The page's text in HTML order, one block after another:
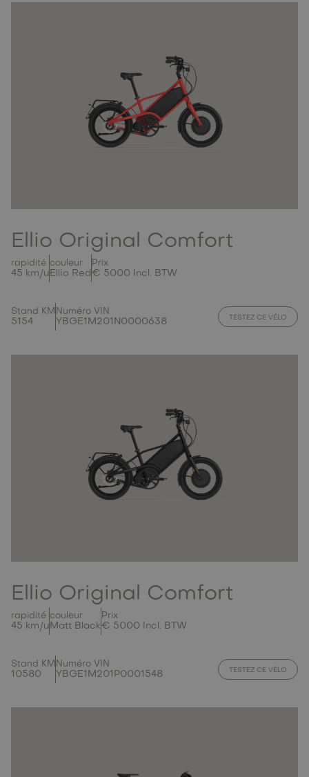
Ellio Original Comfort
rapidité
45 km/u
couleur
Ellio Red
Prix
€ 5000 Incl. BTW
Stand KM
5154
Numéro VIN
YBGE1M201N0000638
TESTEZ CE VÉLO
Ellio Original Comfort
rapidité
45 km/u
couleur
Matt Black
Prix
€ 5000 Incl. BTW
Stand KM
10580
Numéro VIN
YBGE1M201P0001548
TESTEZ CE VÉLO